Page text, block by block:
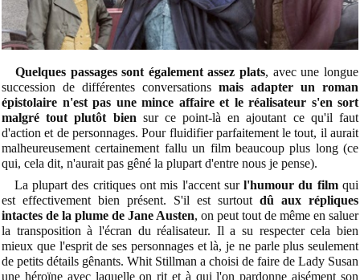
Quelques passages sont également assez plats, avec une longue
succession de différentes conversations mais adapter un roman
épistolaire n'est pas une mince affaire et le réalisateur s'en sort
malgré tout plutôt bien sur ce point-là en ajoutant ce qu'il faut
d'action et de personnages. Pour fluidifier parfaitement le tout, il aurait
malheureusement certainement fallu un film beaucoup plus long (ce
qui, cela dit, n'aurait pas gêné la plupart d'entre nous je pense).
La plupart des critiques ont mis l'accent surl'humour du filmqui
est effectivement bien présent. S'il est surtout dû aux répliques
intactes de la plume de Jane Austen, on peut tout de même en saluer
la transposition à l'écran du réalisateur. Il a su respecter cela bien
mieux que l'esprit de ses personnages et là, je ne parle plus seulement
de petits détails gênants. Whit Stillman a choisi de faire de Lady Susan
une héroïne avec laquelle on rit et à qui l'on pardonne aisément son